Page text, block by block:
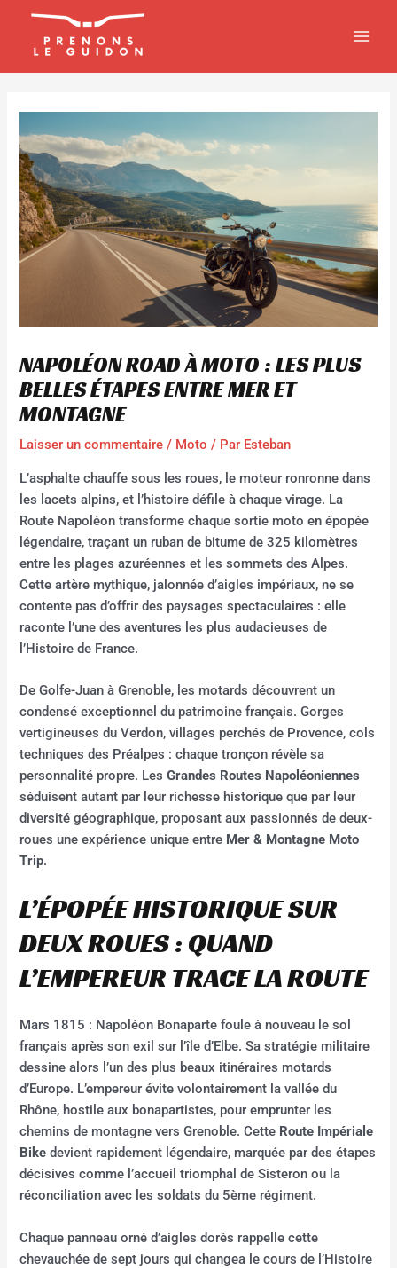
contenu
NAPOLÉON ROAD À MOTO : LES PLUS
BELLES ÉTAPES ENTRE MER ET
MONTAGNE
Laisser un commentaire / Moto / Par Esteban
L’asphalte chauffe sous les roues, le moteur ronronne dans
les lacets alpins, et l’histoire défile à chaque virage. La
Route Napoléon transforme chaque sortie moto en épopée
légendaire, traçant un ruban de bitume de 325 kilomètres
entre les plages azuréennes et les sommets des Alpes.
Cette artère mythique, jalonnée d’aigles impériaux, ne se
contente pas d’offrir des paysages spectaculaires : elle
raconte l’une des aventures les plus audacieuses de
l’Histoire de France.
De Golfe-Juan à Grenoble, les motards découvrent un
condensé exceptionnel du patrimoine français. Gorges
vertigineuses du Verdon, villages perchés de Provence, cols
techniques des Préalpes : chaque tronçon révèle sa
personnalité propre. LesGrandes Routes Napoléoniennes
séduisent autant par leur richesse historique que par leur
diversité géographique, proposant aux passionnés de deux-
roues une expérience unique entre Mer & Montagne Moto
Trip.
L’ÉPOPÉE HISTORIQUE SUR
DEUX ROUES : QUAND
L’EMPEREUR TRACE LA ROUTE
Mars 1815 : Napoléon Bonaparte foule à nouveau le sol
français après son exil sur l’île d’Elbe. Sa stratégie militaire
dessine alors l’un des plus beaux itinéraires motards
d’Europe. L’empereur évite volontairement la vallée du
Rhône, hostile aux bonapartistes, pour emprunter les
chemins de montagne vers Grenoble. Cette Route Impériale
Bike devient rapidement légendaire, marquée par des étapes
décisives comme l’accueil triomphal de Sisteron ou la
réconciliation avec les soldats du 5ème régiment.
Chaque panneau orné d’aigles dorés rappelle cette
chevauchée de sept jours qui changea le cours de l’Histoire